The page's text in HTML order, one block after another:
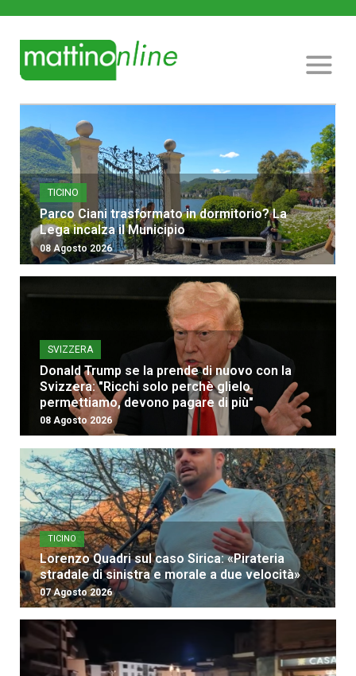
TICINO
Parco Ciani trasformato in dormitorio? La
Lega incalza il Municipio
08 Agosto 2026
SVIZZERA
Donald Trump se la prende di nuovo con la
Svizzera: "Ricchi solo perchè glielo
permettiamo, devono pagare di più"
08 Agosto 2026
TICINO
Lorenzo Quadri sul caso Sirica: «Pirateria
stradale di sinistra e morale a due velocità»
07 Agosto 2026